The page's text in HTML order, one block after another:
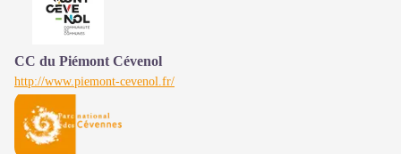
CC du Piémont Cévenol
http://www.piemont-cevenol.fr/